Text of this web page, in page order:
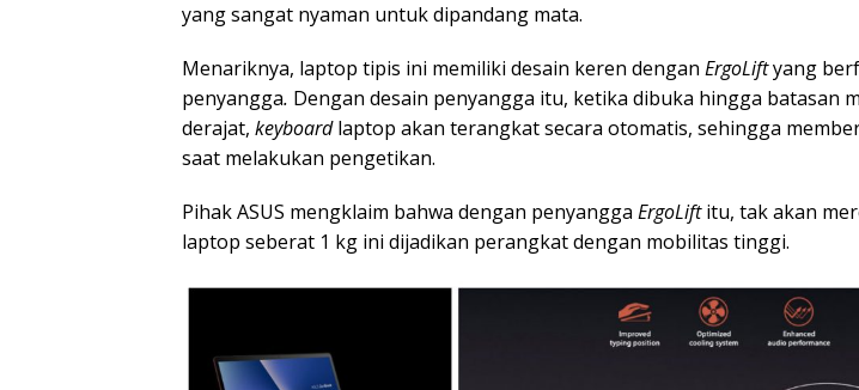
yang sangat nyaman untuk dipandang mata.
Menariknya, laptop tipis ini memiliki desain keren dengan ErgoLiftyang
penyangga. Dengan desain penyangga itu, ketika dibuka hingga batasan
derajat, keyboardlaptop akan terangkat secara otomatis, sehingga
saat melakukan pengetikan.
Pihak ASUS mengklaim bahwa dengan penyangga ErgoLiftitu, tak akan
laptop seberat 1 kg ini dijadikan perangkat dengan mobilitas tinggi.